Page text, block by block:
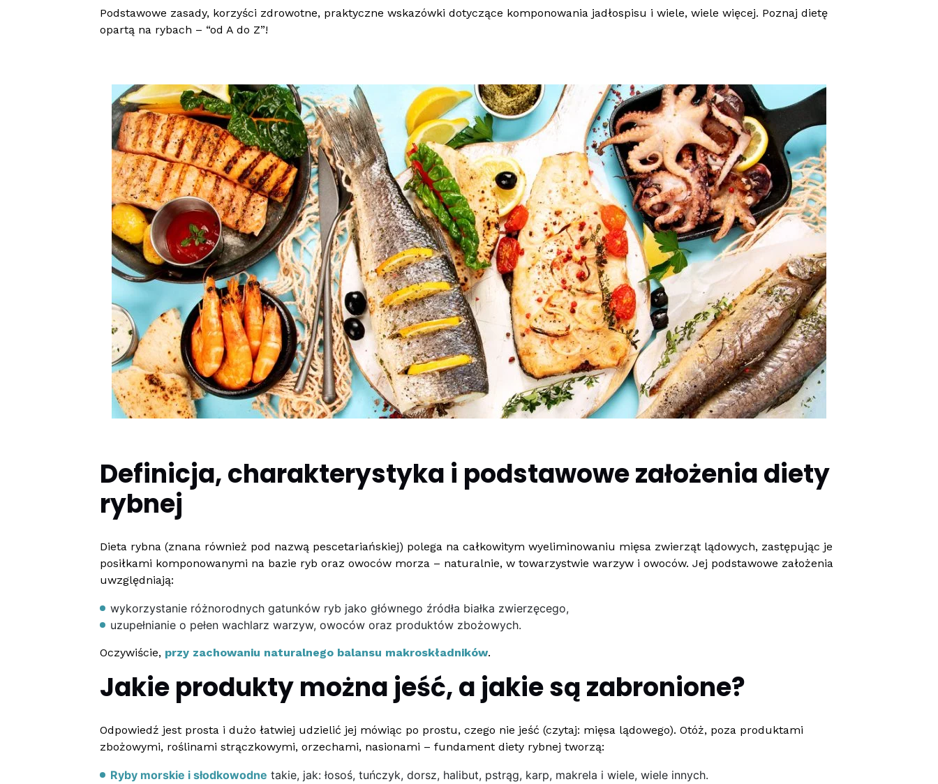
Podstawowe zasady, korzyści zdrowotne, praktyczne wskazówki dotyczące komponowania jadłospisu i wiele, wiele więcej. Poznaj dietę
opartą na rybach – “od A do Z”!
Definicja, charakterystyka i podstawowe założenia diety
rybnej
Dieta rybna (znana również pod nazwą pescetariańskiej) polega na całkowitym wyeliminowaniu mięsa zwierząt lądowych, zastępując je
posiłkami komponowanymi na bazie ryb oraz owoców morza – naturalnie, w towarzystwie warzyw i owoców. Jej podstawowe założenia
uwzględniają:
wykorzystanie różnorodnych gatunków ryb jako głównego źródła białka zwierzęcego,
uzupełnianie o pełen wachlarz warzyw, owoców oraz produktów zbożowych.
Oczywiście, przy zachowaniu naturalnego balansu makroskładników.
Jakie produkty można jeść, a jakie są zabronione?
Odpowiedź jest prosta i dużo łatwiej udzielić jej mówiąc po prostu, czego nie jeść (czytaj: mięsa lądowego). Otóż, poza produktami
zbożowymi, roślinami strączkowymi, orzechami, nasionami – fundament diety rybnej tworzą:
Ryby morskie i słodkowodne takie, jak: łosoś, tuńczyk, dorsz, halibut, pstrąg, karp, makrela i wiele, wiele innych.